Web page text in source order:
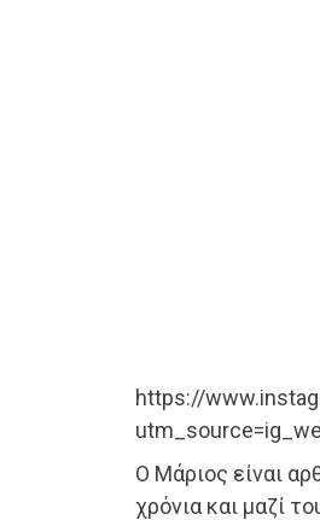
https://
Ο Μάριος είναι
χρόνια και μαζί